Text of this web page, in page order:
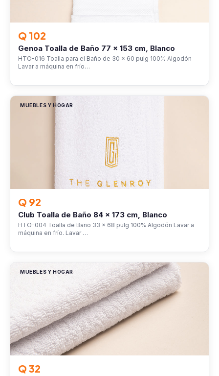
Q 102
Genoa Toalla de Baño 77 x 153 cm, Blanco
HTO-016 Toalla para el Baño de 30 x 60 pulg 100% Algodón
Lavar a máquina en frío…
MUEBLES Y HOGAR
Q 92
Club Toalla de Baño 84 x 173 cm, Blanco
HTO-004 Toalla de Baño 33 x 68 pulg 100% Algodón Lavar a
máquina en frío. Lavar …
MUEBLES Y HOGAR
Q 32